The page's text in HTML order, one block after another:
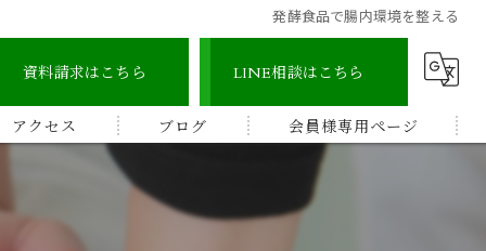
発酵食品で腸内環境を整える
資料請求はこちら LINE相談はこちら
アクセス
宇城市三角地区
ブログ
コラム
会員様専用ページ
認定整体師コース